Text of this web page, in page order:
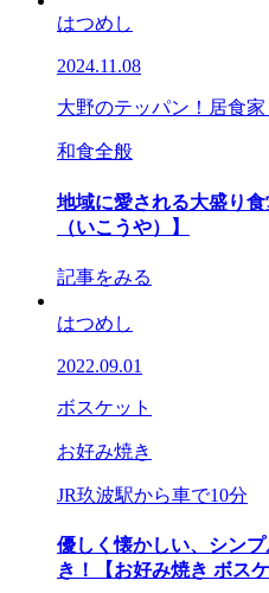
はつめし
2024.11.08
大野のテッパン！居食家
和食全般
地域に愛される大盛り
（いこうや）】
記事をみる
はつめし
2022.09.01
ボスケット
お好み焼き
JR玖波駅から車で10分
優しく懐かしい、シン
き！【お好み焼き ボスケ